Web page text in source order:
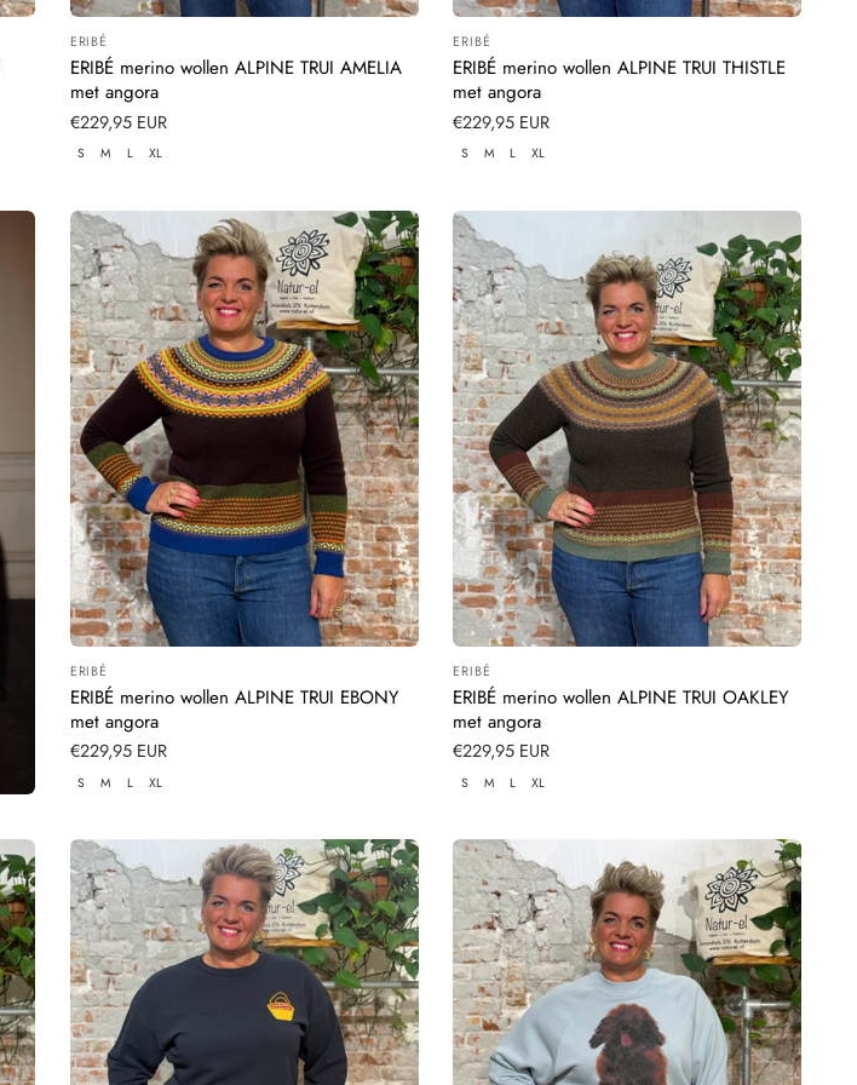
Leverancier:
ERIBÉ
ERIBÉ merino wollen ALPINE TRUI AMELIA
met angora
Normale
prijs
€229,95 EUR
S M L XL
Leverancier:
ERIBÉ
ERIBÉ merino wollen ALPINE TRUI THISTLE
met angora
Normale
prijs
€229,95 EUR
S M L XL
Leverancier:
ERIBÉ
ERIBÉ merino wollen ALPINE TRUI EBONY
met angora
Normale
prijs
€229,95 EUR
S M L XL
Leverancier:
ERIBÉ
ERIBÉ merino wollen ALPINE TRUI OAKLEY
met angora
Normale
prijs
€229,95 EUR
S M L XL